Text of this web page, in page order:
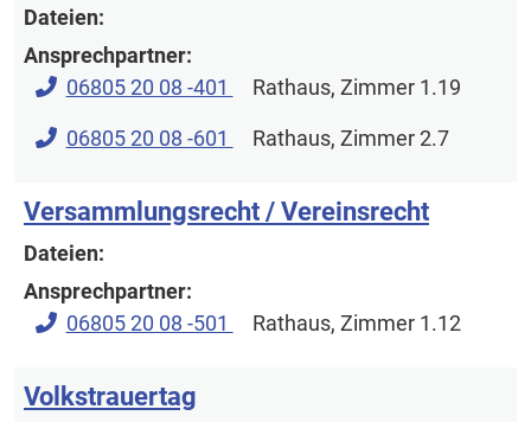
Dateien:
Ansprechpartner:
06805 20 08 -401
Rathaus, Zimmer 1.19
06805 20 08 -601 Rathaus, Zimmer 2.7
Versammlungsrecht / Vereinsrecht
Dateien:
Ansprechpartner:
06805 20 08 -501
Rathaus, Zimmer 1.12
Volkstrauertag